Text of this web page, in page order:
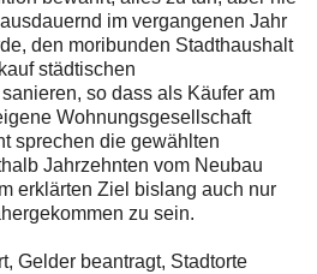
im vergangenen Jahr
den moribunden Stadthaushalt
städtischen
so dass als Käufer am
Wohnungsgesellschaft
sprechen die gewählten
Jahrzehnten vom Neubau
erklärten Ziel bislang auch nur
zu sein.
Gelder beantragt, Stadtorte